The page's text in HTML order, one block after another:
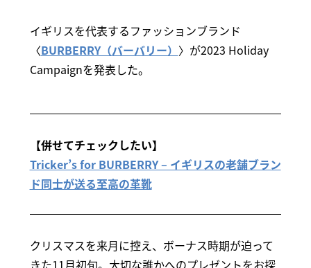
イギリスを代表するファッションブランド
〈BURBERRY（バーバリー） 〉が2023 Holiday
Campaignを発表した。
【併せてチェックしたい】
Tricker’s for BURBERRY – イギリスの老舗ブラン
ド同士が送る至高の革靴
クリスマスを来月に控え、ボーナス時期が迫って